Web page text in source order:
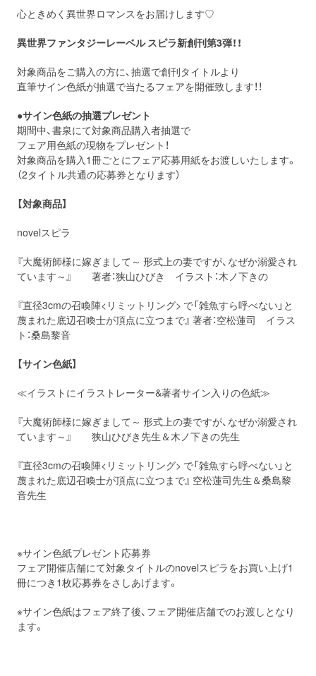
心ときめく異世界ロマンスをお届けします♡
異世界ファンタジーレーベル スピラ新創刊第3弾！！
対象商品をご購入の方に、抽選で創刊タイトルより
直筆サイン色紙が抽選で当たるフェアを開催致します！！
●サイン色紙の抽選プレゼント
期間中、書泉にて対象商品購入者抽選で
フェア用色紙の現物をプレゼント！
対象商品を購入1冊ごとにフェア応募用紙をお渡しいたします。
（2タイトル共通の応募券となります）
【対象商品】
novelスピラ
『大魔術師様に嫁ぎまして～ 形式上の妻ですが、なぜか溺愛され
ています～』
著者：狭山ひびき イラスト：木ノ下きの
『直径3cmの召喚陣<リミットリング> で「雑魚すら呼べない」と
蔑まれた底辺召喚士が頂点に立つまで』 著者：空松蓮司 イラス
ト：桑島黎音
【サイン色紙】
≪イラストにイラストレーター&著者サイン入りの色紙≫
『大魔術師様に嫁ぎまして～ 形式上の妻ですが、なぜか溺愛され
ています～』
狭山ひびき先生＆木ノ下きの先生
『直径3cmの召喚陣<リミットリング> で「雑魚すら呼べない」と
蔑まれた底辺召喚士が頂点に立つまで』 空松蓮司先生＆桑島黎
音先生
※サイン色紙プレゼント応募券
フェア開催店舗にて対象タイトルのnovelスピラをお買い上げ1
冊につき1枚応募券をさしあげます。
※サイン色紙はフェア終了後、フェア開催店舗でのお渡しとなり
ます。